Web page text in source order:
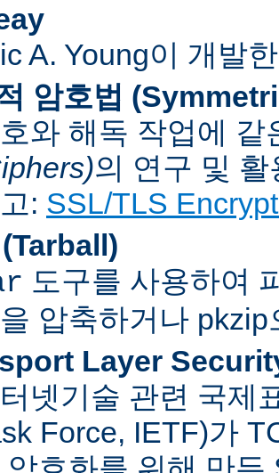
A. Young이 개발
암호법
와 해독 작업에
의 연구 및 활
: SSL/TLS
도구를 사용하여
압축하거나
Layer
넷기술 관련 국제
Force, IETF)가